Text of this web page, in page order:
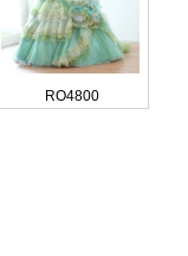
RO4800